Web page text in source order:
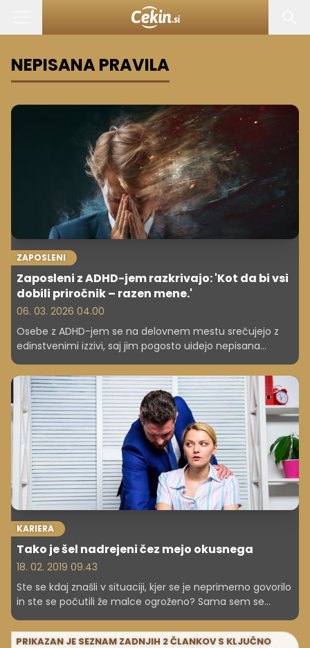
NEPISANA PRAVILA
ZAPOSLENI
Zaposleni z ADHD-jem razkrivajo: 'Kot da bi vsi
dobili priročnik – razen mene.'
06. 03. 2026 04.00
Osebe z ADHD-jem se na delovnem mestu srečujejo z
edinstvenimi izzivi, saj jim pogosto uidejo nepisana
pravila, kar vodi v nesporazume in pogosto menjavanje
zaposlitve. Zakaj sistem odpove in kako ga lahko
izboljšamo?
KARIERA
Tako je šel nadrejeni čez mejo okusnega
18. 02. 2019 09.43
Ste se kdaj znašli v situaciji, kjer se je neprimerno govorilo
in ste se počutili že malce ogroženo? Sama sem se
znašla v taki situaciji. Nisem se počutila dobro. Lastni
občutki so me zelo presenetili.
PRIKAZAN JE SEZNAM ZADNJIH 2 ČLANKOV S KLJUČNO